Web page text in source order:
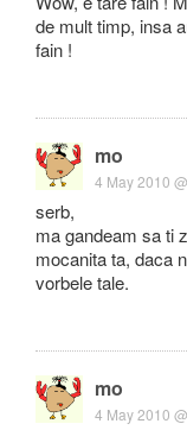
de mult timp, insa
fain !
mo
4 May 2010
serb,
ma gandeam sa ti
mocanita ta, daca
vorbele tale.
mo
4 May 2010